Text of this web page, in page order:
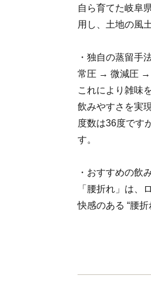
自ら育てた岐阜
用し、土地の風
・独自の蒸留手
常圧 → 微減圧 →
これにより雑味
飲みやすさを実
度数は36度です
す。
・おすすめの飲
「腰折れ」は、
快感のある “腰